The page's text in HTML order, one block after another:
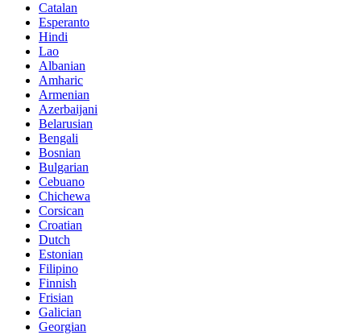
Catalan
Esperanto
Hindi
Lao
Albanian
Amharic
Armenian
Azerbaijani
Belarusian
Bengali
Bosnian
Bulgarian
Cebuano
Chichewa
Corsican
Croatian
Dutch
Estonian
Filipino
Finnish
Frisian
Galician
Georgian